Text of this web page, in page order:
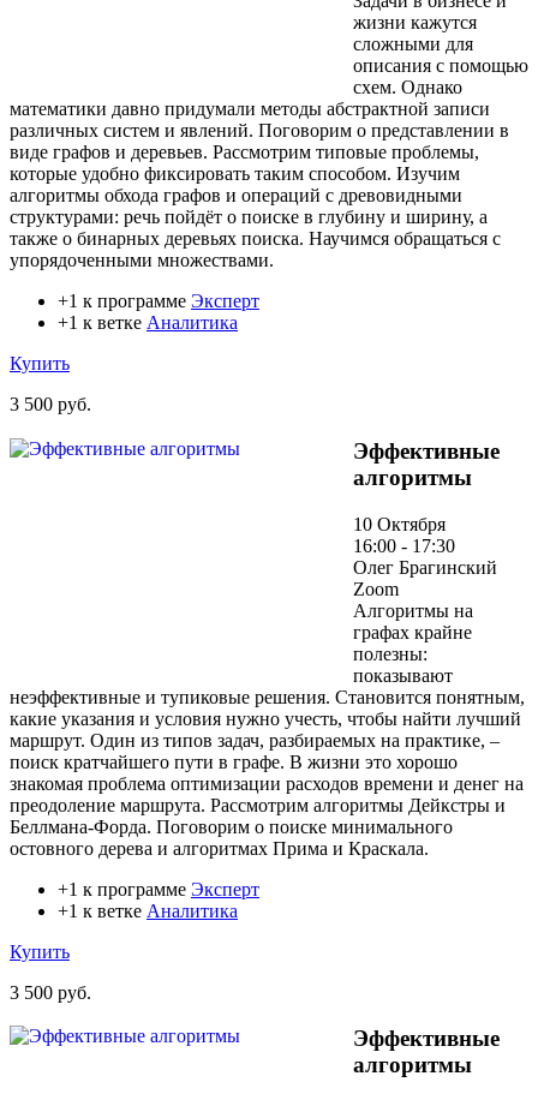
жизни кажутся
сложными для
описания с помощью
схем. Однако
математики давно придумали методы абстрактной записи
различных систем и явлений. Поговорим о представлении в
виде графов и деревьев. Рассмотрим типовые проблемы,
которые удобно фиксировать таким способом. Изучим
алгоритмы обхода графов и операций с древовидными
структурами: речь пойдёт о поиске в глубину и ширину, а
также о бинарных деревьях поиска. Научимся обращаться с
упорядоченными множествами.
+1 к программе Эксперт
+1 к ветке Аналитика
Купить
3 500 руб.
Эффективные
алгоритмы
10 Октября
16:00 - 17:30
Олег Брагинский
Zoom
Алгоритмы на
графах крайне
полезны:
показывают
неэффективные и тупиковые решения. Становится понятным,
какие указания и условия нужно учесть, чтобы найти лучший
маршрут. Один из типов задач, разбираемых на практике, –
поиск кратчайшего пути в графе. В жизни это хорошо
знакомая проблема оптимизации расходов времени и денег на
преодоление маршрута. Рассмотрим алгоритмы Дейкстры и
Беллмана-Форда. Поговорим о поиске минимального
остовного дерева и алгоритмах Прима и Краскала.
+1 к программе Эксперт
+1 к ветке Аналитика
Купить
3 500 руб.
Эффективные
алгоритмы